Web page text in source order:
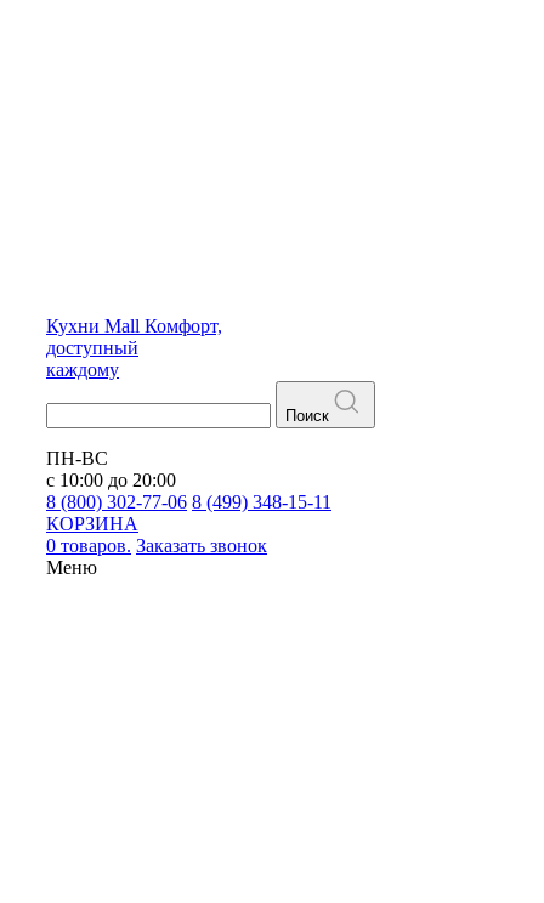
Кухни Mall Комфорт,
доступный
каждому
Поиск
ПН-ВС
с 10:00 до 20:00
8 (800) 302-77-06 8 (499) 348-15-11
КОРЗИНА
0 товаров. Заказать звонок
Меню